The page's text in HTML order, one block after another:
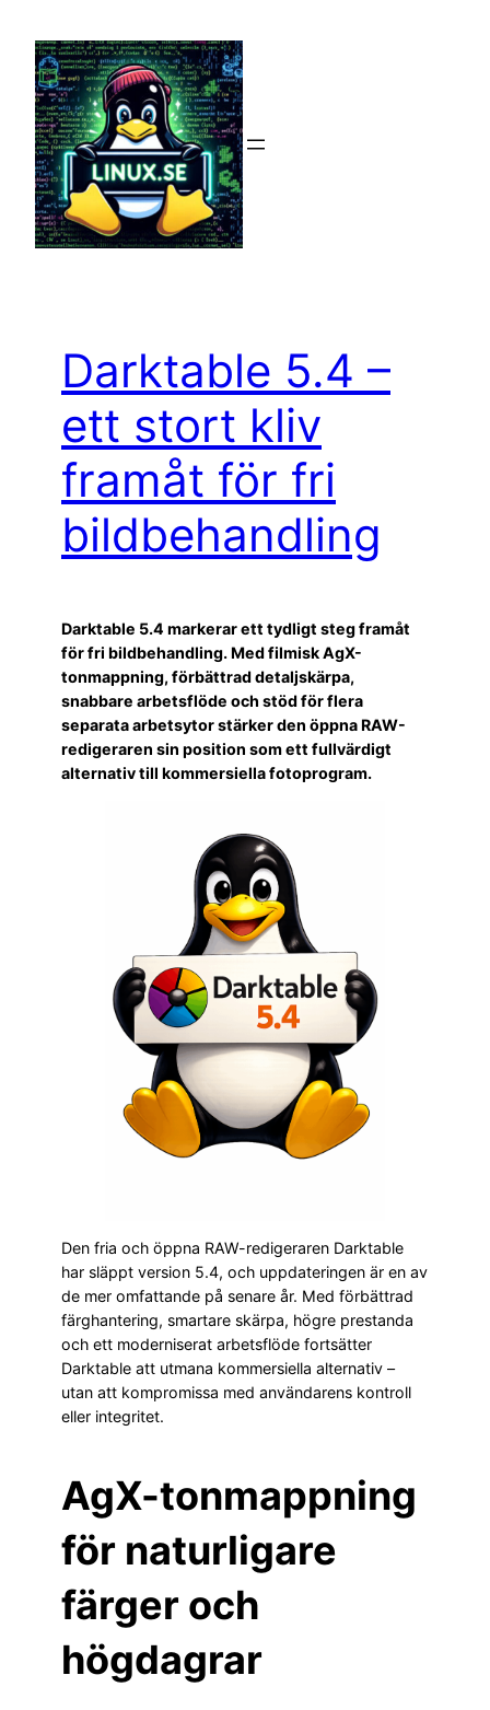
innehåll
Darktable 5.4 –
ett stort kliv
framåt för fri
bildbehandling
Darktable 5.4 markerar ett tydligt steg framåt
för fri bildbehandling. Med filmisk AgX-
tonmappning, förbättrad detaljskärpa,
snabbare arbetsflöde och stöd för flera
separata arbetsytor stärker den öppna RAW-
redigeraren sin position som ett fullvärdigt
alternativ till kommersiella fotoprogram.
Den fria och öppna RAW-redigeraren Darktable
har släppt version 5.4, och uppdateringen är en av
de mer omfattande på senare år. Med förbättrad
färghantering, smartare skärpa, högre prestanda
och ett moderniserat arbetsflöde fortsätter
Darktable att utmana kommersiella alternativ –
utan att kompromissa med användarens kontroll
eller integritet.
AgX-tonmappning
för naturligare
färger och
högdagrar